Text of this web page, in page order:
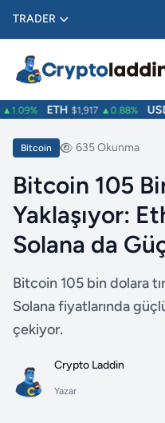
TRADER
ETH $1,917 ▲0.88%
Bitcoin 635 Okunma
Bitcoin 105
Yaklaşıyor:
Solana da
Bitcoin 105 bin dolara
Solana fiyatlarında
çekiyor.
Crypto Laddin
Yazar